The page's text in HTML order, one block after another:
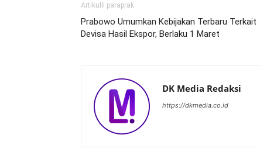
Artikulli paraprak
Prabowo Umumkan Kebijakan Terbaru Terkait
Devisa Hasil Ekspor, Berlaku 1 Maret
DK Media Redaksi
https://dkmedia.co.id